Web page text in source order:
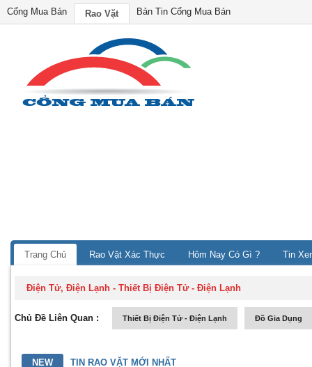
Cổng Mua Bán Rao Vặt Bản Tin Cổng Mua Bán
Trang Chủ Rao Vặt Xác Thực Hôm Nay Có Gì ? Tin
Điện Tử, Điện Lạnh -Thiết Bị Điện Tử - Điện Lạnh
Chủ Đề Liên Quan : Thiết Bị Điện Tử - Điện Lạnh Đồ Gia Dụng
NEW TIN RAO VẶT MỚI NHẤT